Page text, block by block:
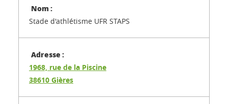
Stade d'athlétisme UFR STAPS
1968, rue de la Piscine
38610 Gières